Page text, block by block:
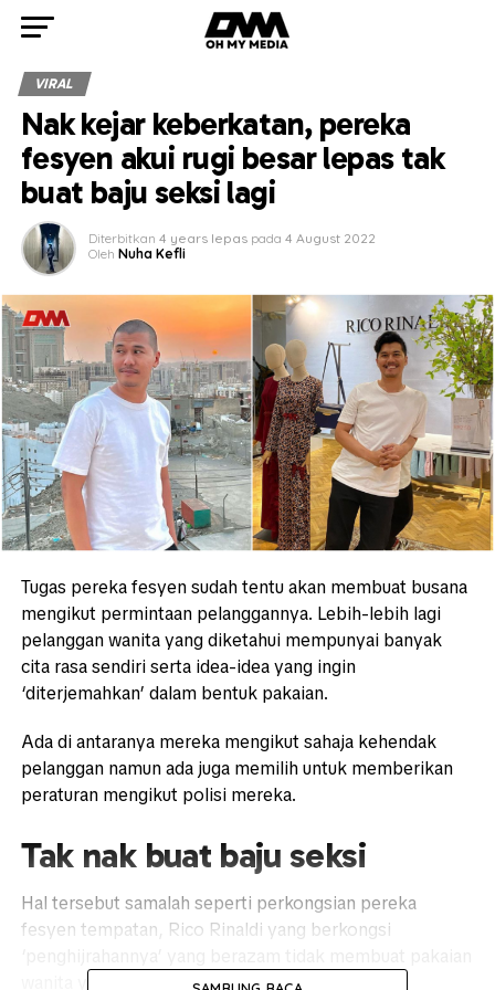
VIRAL
Nak kejar keberkatan, pereka
fesyen akui rugi besar lepas tak
buat baju seksi lagi
Diterbitkan 4 years lepas pada 4 August 2022
Oleh Nuha Kefli
Tugas pereka fesyen sudah tentu akan membuat busana
mengikut permintaan pelanggannya. Lebih-lebih lagi
pelanggan wanita yang diketahui mempunyai banyak
cita rasa sendiri serta idea-idea yang ingin
‘diterjemahkan’ dalam bentuk pakaian.
Ada di antaranya mereka mengikut sahaja kehendak
pelanggan namun ada juga memilih untuk memberikan
peraturan mengikut polisi mereka.
Tak nak buat baju seksi
Hal tersebut samalah seperti perkongsian pereka
fesyen tempatan, Rico Rinaldi yang berkongsi
wanita yang mendedahkan aurat.